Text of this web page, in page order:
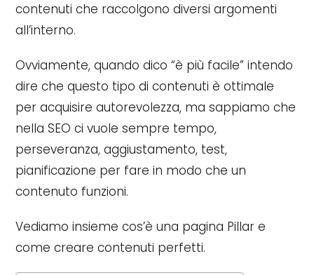
contenuti che raccolgono diversi argomenti
all’interno.
Ovviamente, quando dico “è più facile” intendo
dire che questo tipo di contenuti è ottimale
per acquisire autorevolezza, ma sappiamo che
nella SEO ci vuole sempre tempo,
perseveranza, aggiustamento, test,
pianificazione per fare in modo che un
contenuto funzioni.
Vediamo insieme cos’è una pagina Pillar e
come creare contenuti perfetti.